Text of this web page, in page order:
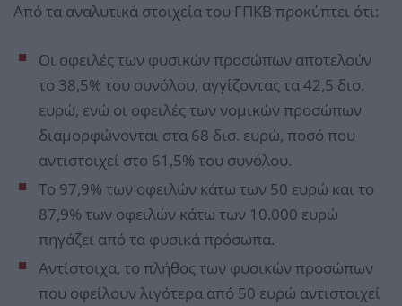
Από τα αναλυτικά στοιχεία του ΓΠΚΒ προκύπτει ότι:
Οι οφειλές των φυσικών προσώπων αποτελούν
το 38,5% του συνόλου, αγγίζοντας τα 42,5 δισ.
ευρώ, ενώ οι οφειλές των νομικών προσώπων
διαμορφώνονται στα 68 δισ. ευρώ, ποσό που
αντιστοιχεί στο 61,5% του συνόλου.
Το 97,9% των οφειλών κάτω των 50 ευρώ και το
87,9% των οφειλών κάτω των 10.000 ευρώ
πηγάζει από τα φυσικά πρόσωπα.
Αντίστοιχα, το πλήθος των φυσικών προσώπων
που οφείλουν λιγότερα από 50 ευρώ αντιστοιχεί